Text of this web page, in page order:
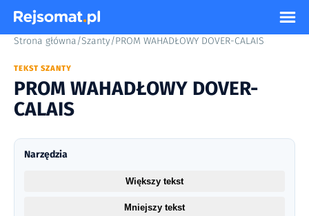
Strona główna/Szanty/PROM WAHADŁOWY DOVER-CALAIS
TEKST SZANTY
PROM WAHADŁOWY DOVER-
CALAIS
Narzędzia
Większy tekst
Mniejszy tekst